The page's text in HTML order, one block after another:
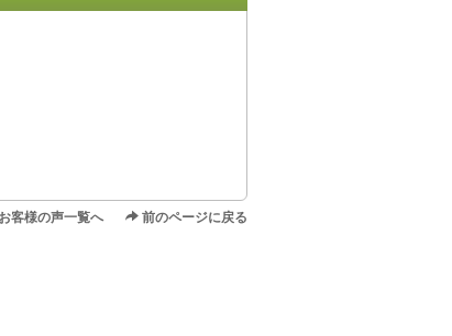
お客様の声一覧へ 前のページに戻る